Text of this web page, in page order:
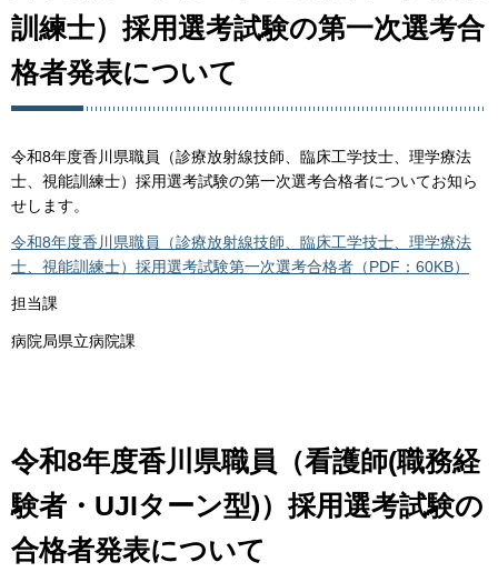
訓練士）採用選考試験の第一次選考合
格者発表について
令和8年度香川県職員（診療放射線技師、臨床工学技士、理学療法
士、視能訓練士）採用選考試験の第一次選考合格者についてお知ら
せします。
令和8年度香川県職員（診療放射線技師、臨床工学技士、理学療法
士、視能訓練士）採用選考試験第一次選考合格者（PDF：60KB）
担当課
病院局県立病院課
令和8年度香川県職員（看護師(職務経
験者・UJIターン型)）採用選考試験の
合格者発表について